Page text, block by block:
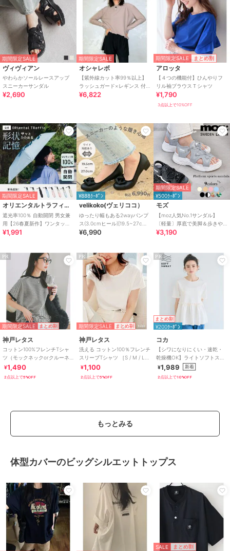
期間限定SALE
ヴィヴィアン
やわらかソールレースアップ
スニーカーサンダル
¥2,690
期間限定SALE
オシャレボ
【紫外線カット率99％以上】
ラッシュガード×レギンス 付
き タンキニ
¥6,822
期間限定SALE まとめ割
アロッタ
【４つの機能付】ひんやりフ
リル袖ブラウスＴシャツ
¥1,790
3点以上で10%OFF
期間限定SALE
オリエンタルトラフィック
遮光率100％ 自動開閉 男女兼
用【26春夏新作】ワンタッチ
晴雨兼用 折りたたみ傘 /G-
¥1,991
¥888ｸｰﾎﾟﾝ
velikoko(ヴェリココ）
ゆったり幅もある2wayパンプ
ス(3.0cmヒール)[19.5~27cm]
ラクチンきれいシューズ
¥6,990
期間限定SALE
¥500ｸｰﾎﾟﾝ
モズ
【moz人気No.1サンダル】
〔軽量〕厚底で美脚＆歩きや
すい！疲れにくいフィット感
¥3,190
PR
期間限定SALE まとめ割
神戸レタス
コットン100%フレンチTシャ
ツ（モックネックorクルーネ
ック） [C4819]
¥1,490
2点以上で5%OFF
PR
期間限定SALE まとめ割
神戸レタス
洗える コットン100％フレンチ
スリーブTシャツ ［S / M / L］
[C5106]
¥1,100
2点以上で5%OFF
PR
まとめ割
¥200ｸｰﾎﾟﾝ
コカ
【シワになりにくい・速乾・
乾燥機OK】ライトソフトスウ
ェットウエストギャザー切替
トップス 全2色
¥1,989 新着
2点以上で10%OFF
もっとみる
体型カバーのビッグシルエットトップス
SALE まとめ割